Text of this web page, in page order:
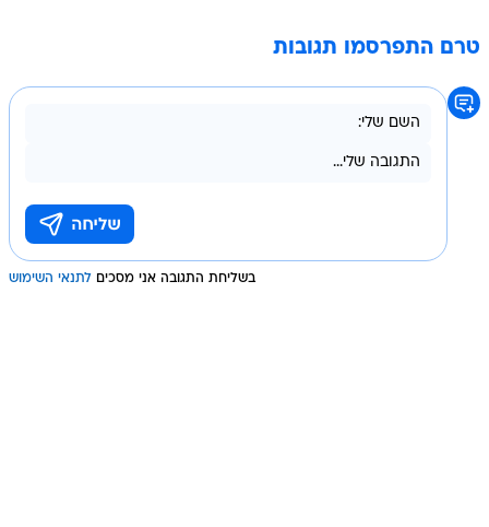
טרם התפרסמו תגובות
בשליחת התגובה אני מסכים לתנאי השימוש